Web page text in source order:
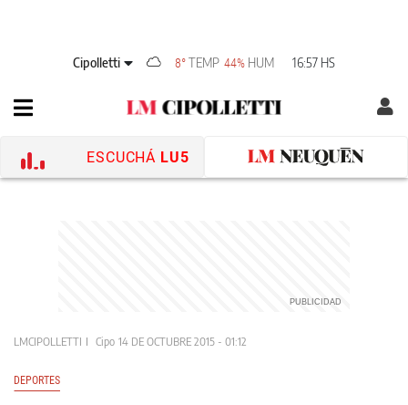
Cipolletti 8°TEMP 44% HUM 16:57 HS
ESCUCHÁ LU5
LMCIPOLLETTI Cipo 14 DE OCTUBRE 2015 - 01:12
DEPORTES